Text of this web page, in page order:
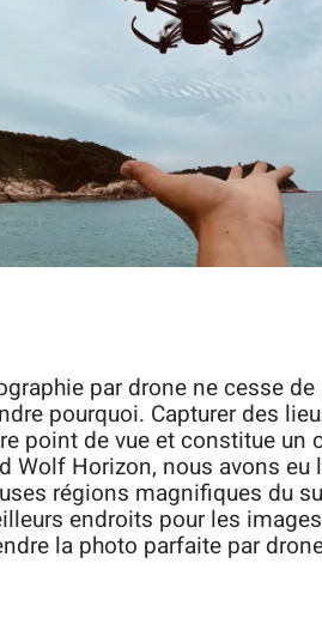
par drone ne cesse
pourquoi. Capturer des
point de vue et constitue
Wolf Horizon, nous avons
régions magnifiques du
endroits pour les
la photo parfaite par